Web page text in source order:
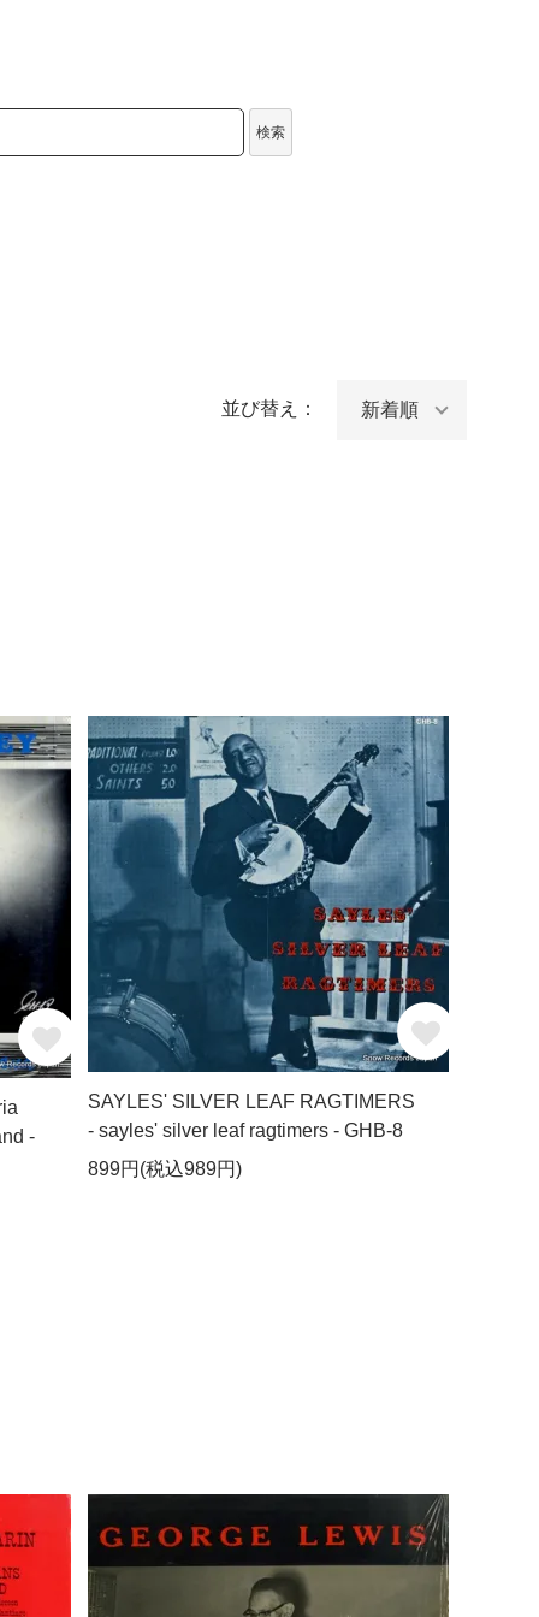
検索
並び替え：
-
SAYLES' SILVER LEAF RAGTIMERS
- sayles' silver leaf ragtimers - GHB-8
899円(税込989円)